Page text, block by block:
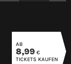
AB
8,99 €
TICKETS KAUFEN